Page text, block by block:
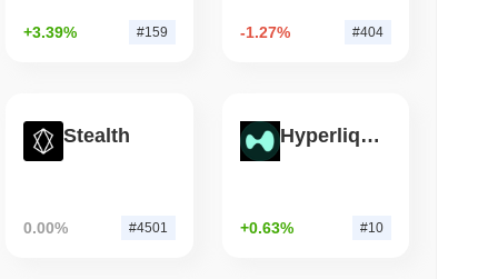
di lettura
+3.39% #159 -1.27% #404
Stealth
0.00% #4501
Hyperliquid
+0.63% #10